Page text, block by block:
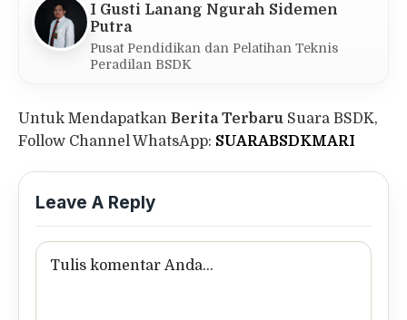
I Gusti Lanang Ngurah Sidemen
Putra
Pusat Pendidikan dan Pelatihan Teknis
Peradilan BSDK
Untuk Mendapatkan Berita Terbaru Suara BSDK,
Follow Channel WhatsApp: SUARABSDKMARI
Leave A Reply